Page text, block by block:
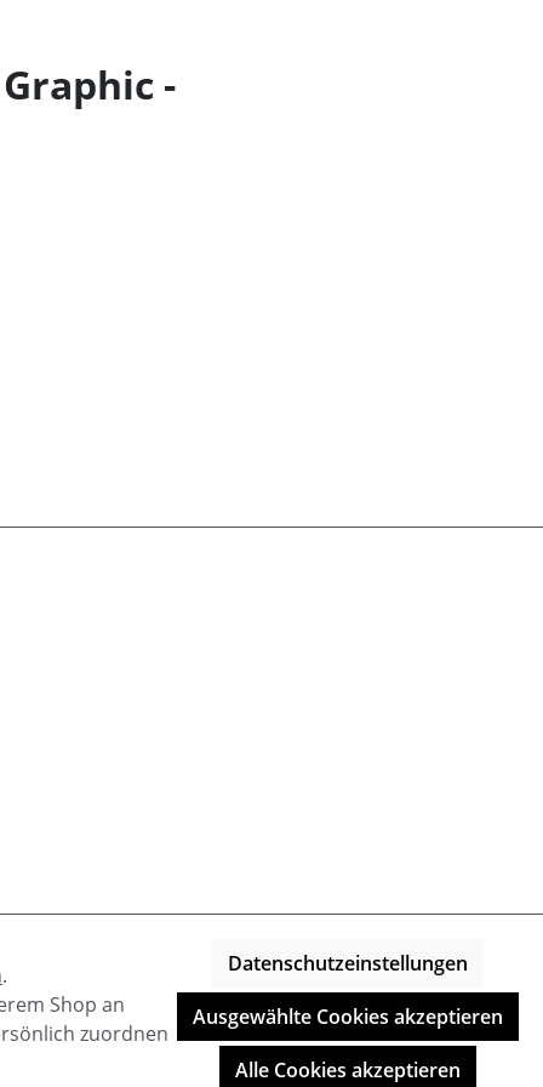
-
.
Shop an
zuordnen
Datenschutzeinstellungen
Ausgewählte Cookies akzeptieren
Alle Cookies akzeptieren